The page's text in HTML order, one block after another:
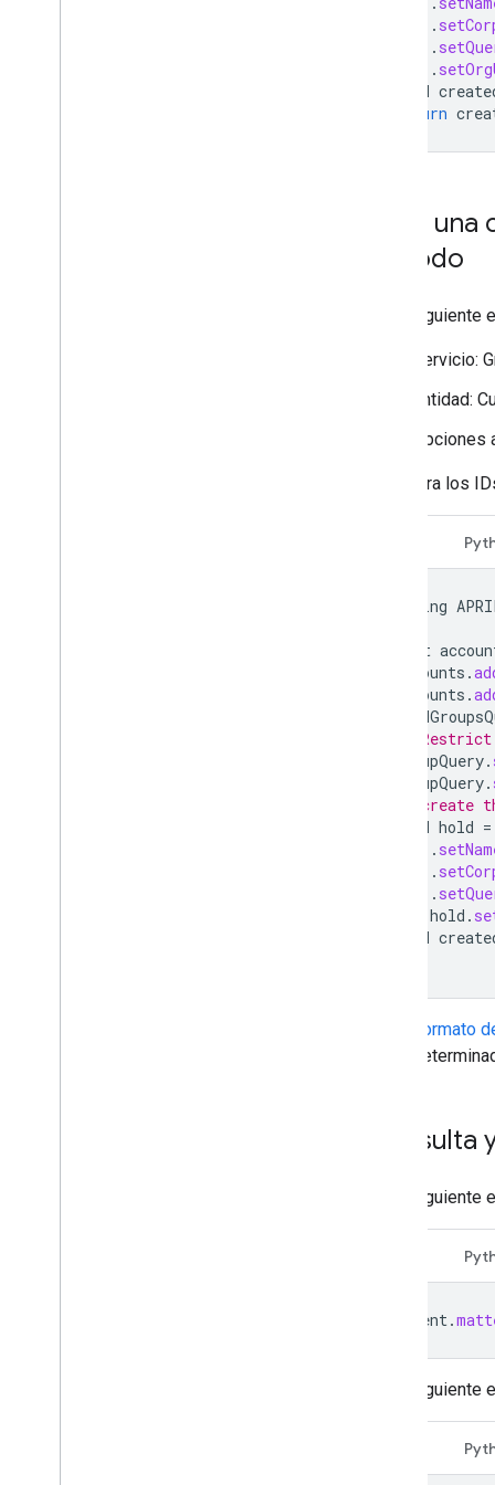
.
.
.
Hold
return
Crea
período
En el
Servicio:
Entidad:
Recupera los
String
List
accounts .
accounts .
//
groupQuery.
groupQuery.
// create
Hold hold =
.
.
.
hold .
Hold
Formato
En el
client.
En el siguiente